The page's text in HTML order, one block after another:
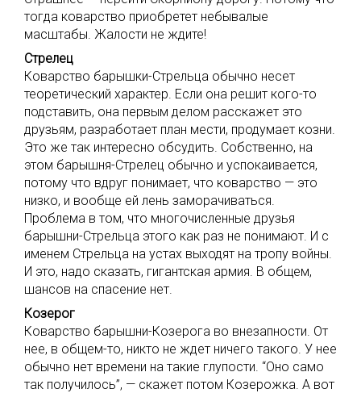
тогда коварство приобретет небывалые
масштабы. Жалости не ждите!
Стрелец
Коварство барышки-Стрельца обычно несет
теоретический характер. Если она решит кого-то
подставить, она первым делом расскажет это
друзьям, разработает план мести, продумает козни.
Это же так интересно обсудить. Собственно, на
этом барышня-Стрелец обычно и успокаивается,
потому что вдруг понимает, что коварство — это
низко, и вообще ей лень заморачиваться.
Проблема в том, что многочисленные друзья
барышни-Стрельца этого как раз не понимают. И с
именем Стрельца на устах выходят на тропу войны.
И это, надо сказать, гигантская армия. В общем,
шансов на спасение нет.
Козерог
Коварство барышни-Козерога во внезапности. От
нее, в общем-то, никто не ждет ничего такого. У нее
обычно нет времени на такие глупости. “Оно само
так получилось”, — скажет потом Козерожка. А вот